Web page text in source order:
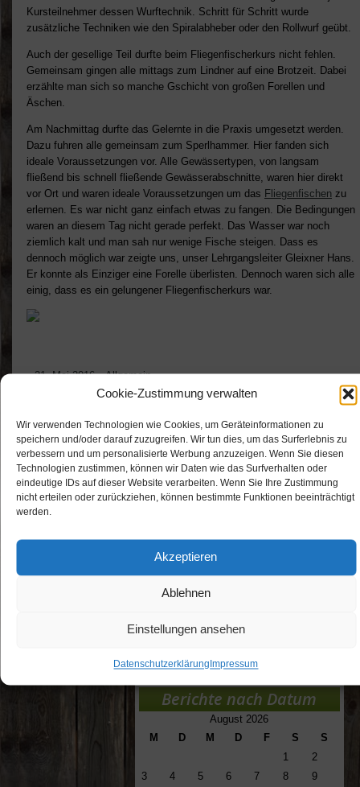
Cookie-Zustimmung verwalten
Wir verwenden Technologien wie Cookies, um Geräteinformationen zu
speichern und/oder darauf zuzugreifen. Wir tun dies, um das Surferlebnis zu
verbessern und um personalisierte Werbung anzuzeigen. Wenn Sie diesen
Technologien zustimmen, können wir Daten wie das Surfverhalten oder
eindeutige IDs auf dieser Website verarbeiten. Wenn Sie Ihre Zustimmung
nicht erteilen oder zurückziehen, können bestimmte Funktionen beeinträchtigt
werden.
Akzeptieren
Ablehnen
Einstellungen ansehen
Datenschutzerklärung Impressum
Kursteilnehmer dessen Wurftechnik. Schritt für Schritt wurde
zusätzliche Techniken wie den Spiralabheber oder den Rollwurf geübt.
Auch der gesellige Teil durfte beim Fliegenfischerkurs nicht fehlen.
Gemeinsam gingen alle mittags zum Lindner auf eine Brotzeit. Dabei
erzählte man sich so manche Gschicht von großen Forellen und
Äschen.
Am Nachmittag durfte das Gelernte in die Praxis umgesetzt werden.
Dazu fuhren alle gemeinsam zum Sperlhammer. Hier fanden sich
ideale Voraussetzungen vor. Alle Gewässertypen, von langsam
fließend bis schnell fließende Gewässerabschnitte, waren hier direkt
vor Ort und waren ideale Voraussetzungen um das Fliegenfischen zu
erlernen. Es war nicht ganz einfach etwas zu fangen. Die Bedingungen
waren an diesem Tag nicht gerade perfekt. Das Wasser war noch
ziemlich kalt und man sah nur wenige Fische steigen. Dass es
dennoch möglich war zeigte uns, unser Lehrgangsleiter Gleixner Hans.
Er konnte als Einziger eine Forelle überlisten. Dennoch waren sich alle
einig, dass es ein gelungener Fliegenfischerkurs war.
21. Mai 2016 Allgemein
Das gibts Neues:
Anfischen der Fischerjugend
Jahreshauptversammlung 2026
Lesenswerte Berichte
Jugend
Verein
Berichte nach Datum
August 2026
M
D M D F S
S
1
2
3
4 5 6 7 8
9